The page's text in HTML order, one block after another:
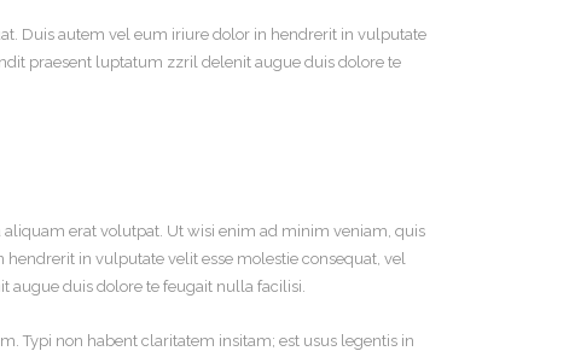
Duis autem vel eum iriure dolor in hendrerit in vulputate
praesent luptatum zzril delenit augue duis dolore te
erat volutpat. Ut wisi enim ad minim veniam, quis
in vulputate velit esse molestie consequat, vel
augue duis dolore te feugait nulla facilisi.
Typi non habent claritatem insitam; est usus legentis in